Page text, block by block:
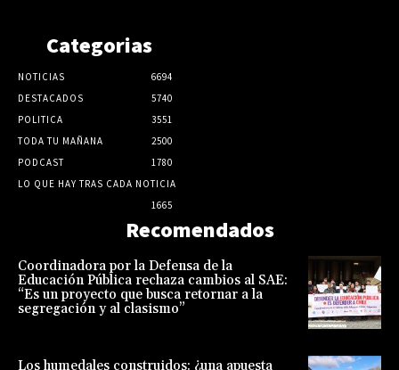
Categorias
NOTICIAS
6694
DESTACADOS
5740
POLITICA
3551
TODA TU MAÑANA
2500
PODCAST
1780
LO QUE HAY TRAS CADA NOTICIA
1665
Recomendados
Coordinadora por la Defensa de la
Educación Pública rechaza cambios al SAE:
“Es un proyecto que busca retornar a la
segregación y al clasismo”
Los humedales construidos: ¿una apuesta